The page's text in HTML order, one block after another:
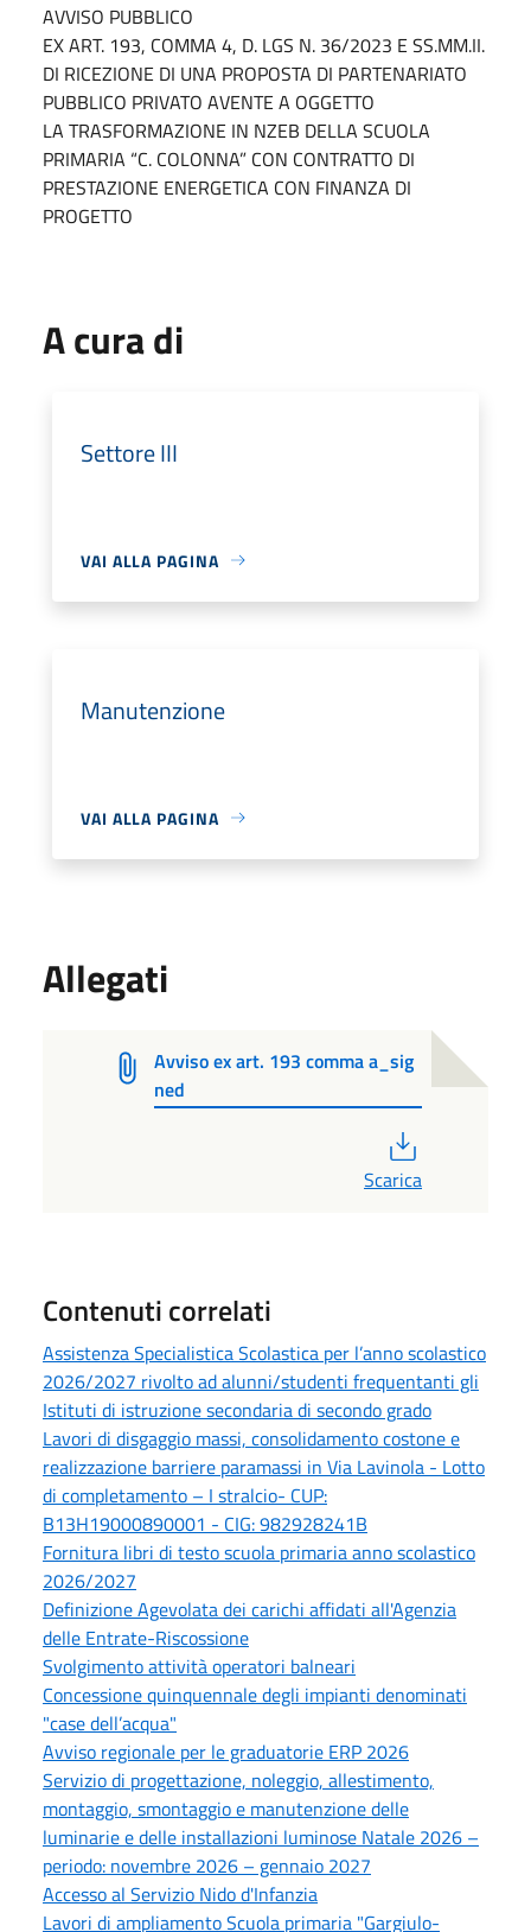
AVVISO PUBBLICO
EX ART. 193, COMMA 4, D. LGS N. 36/2023 E SS.MM.II.
DI RICEZIONE DI UNA PROPOSTA DI PARTENARIATO
PUBBLICO PRIVATO AVENTE A OGGETTO
LA TRASFORMAZIONE IN NZEB DELLA SCUOLA
PRIMARIA “C. COLONNA” CON CONTRATTO DI
PRESTAZIONE ENERGETICA CON FINANZA DI
PROGETTO
A cura di
Settore III
VAI ALLA PAGINA
Manutenzione
VAI ALLA PAGINA
Allegati
Avviso ex art. 193 comma a_sig
ned
Scarica
Contenuti correlati
Assistenza Specialistica Scolastica per l’anno scolastico
2026/2027 rivolto ad alunni/studenti frequentanti gli
Istituti di istruzione secondaria di secondo grado
Lavori di disgaggio massi, consolidamento costone e
realizzazione barriere paramassi in Via Lavinola - Lotto
di completamento – I stralcio- CUP:
B13H19000890001 - CIG: 982928241B
Fornitura libri di testo scuola primaria anno scolastico
2026/2027
Definizione Agevolata dei carichi affidati all'Agenzia
delle Entrate-Riscossione
Svolgimento attività operatori balneari
Concessione quinquennale degli impianti denominati
"case dell’acqua"
Avviso regionale per le graduatorie ERP 2026
Servizio di progettazione, noleggio, allestimento,
montaggio, smontaggio e manutenzione delle
luminarie e delle installazioni luminose Natale 2026 –
periodo: novembre 2026 – gennaio 2027
Accesso al Servizio Nido d'Infanzia
Lavori di ampliamento Scuola primaria "Gargiulo-